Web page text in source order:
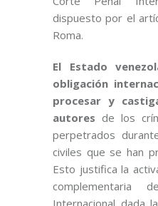
dispuesto por el
Roma.
El Estado
obligación
procesar y
autores de los
perpetrados
civiles que se han
Esto justifica la
complementaria
Internacional dada